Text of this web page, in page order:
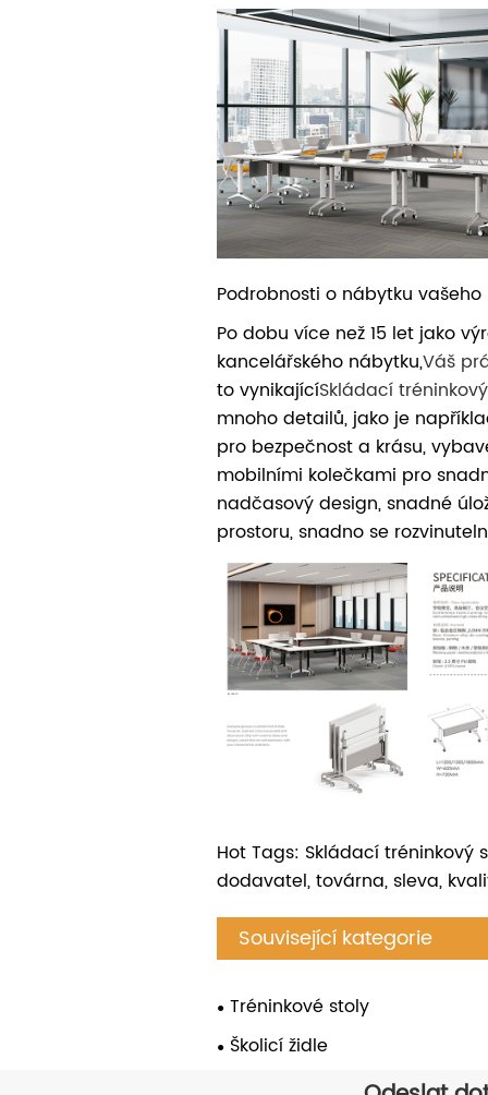
Podrobnosti o nábytku
Po dobu více než 15 let jako
kancelářského nábytku,Váš
to vynikajícíSkládací
mnoho detailů, jako je
pro bezpečnost a krásu,
mobilními kolečkami pro
nadčasový design, snadné
prostoru, snadno se
Hot Tags: Skládací tréninkový
dodavatel, továrna, sleva,
Související kategorie
Tréninkové stoly
Školicí židle